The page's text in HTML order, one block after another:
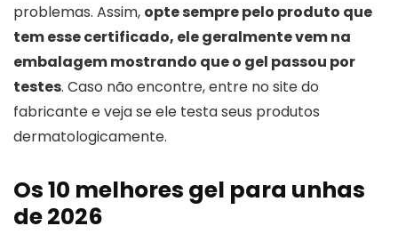
problemas. Assim, opte sempre pelo produto que
tem esse certificado, ele geralmente vem na
embalagem mostrando que o gel passou por
testes. Caso não encontre, entre no site do
fabricante e veja se ele testa seus produtos
dermatologicamente.
Os 10 melhores gel para unhas
de 2026